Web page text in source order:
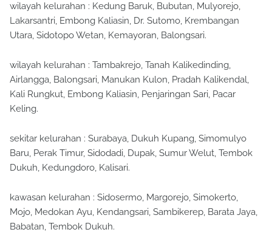
wilayah kelurahan : Kedung Baruk, Bubutan, Mulyorejo,
Lakarsantri, Embong Kaliasin, Dr. Sutomo, Krembangan
Utara, Sidotopo Wetan, Kemayoran, Balongsari.
wilayah kelurahan : Tambakrejo, Tanah Kalikedinding,
Airlangga, Balongsari, Manukan Kulon, Pradah Kalikendal,
Kali Rungkut, Embong Kaliasin, Penjaringan Sari, Pacar
Keling.
sekitar kelurahan : Surabaya, Dukuh Kupang, Simomulyo
Baru, Perak Timur, Sidodadi, Dupak, Sumur Welut, Tembok
Dukuh, Kedungdoro, Kalisari.
kawasan kelurahan : Sidosermo, Margorejo, Simokerto,
Mojo, Medokan Ayu, Kendangsari, Sambikerep, Barata Jaya,
Babatan, Tembok Dukuh.